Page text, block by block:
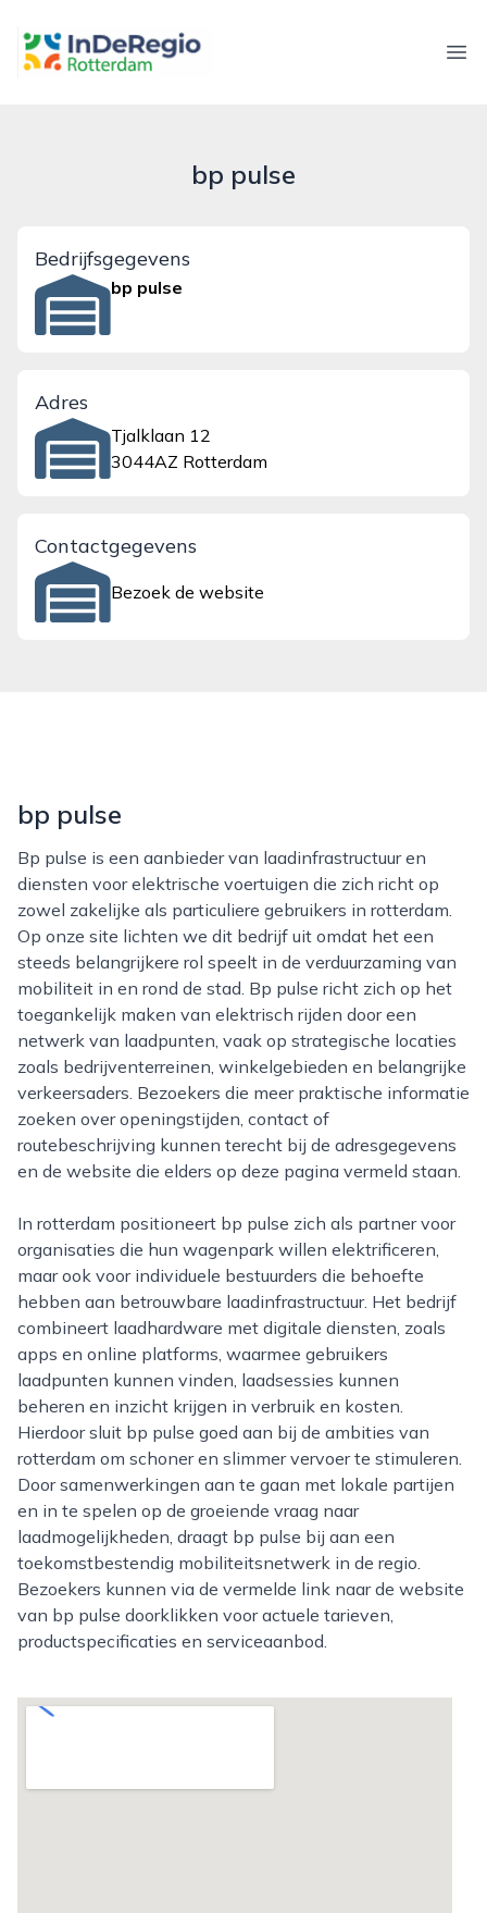
inderegiorotterdam.nl
bp pulse
Bedrijfsgegevens
bp pulse
Adres
Tjalklaan 12
3044AZ Rotterdam
Contactgegevens
Bezoek de website
bp pulse
Bp pulse is een aanbieder van laadinfrastructuur en
diensten voor elektrische voertuigen die zich richt op
zowel zakelijke als particuliere gebruikers in rotterdam.
Op onze site lichten we dit bedrijf uit omdat het een
steeds belangrijkere rol speelt in de verduurzaming van
mobiliteit in en rond de stad. Bp pulse richt zich op het
toegankelijk maken van elektrisch rijden door een
netwerk van laadpunten, vaak op strategische locaties
zoals bedrijventerreinen, winkelgebieden en belangrijke
verkeersaders. Bezoekers die meer praktische informatie
zoeken over openingstijden, contact of
routebeschrijving kunnen terecht bij de adresgegevens
en de website die elders op deze pagina vermeld staan.
In rotterdam positioneert bp pulse zich als partner voor
organisaties die hun wagenpark willen elektrificeren,
maar ook voor individuele bestuurders die behoefte
hebben aan betrouwbare laadinfrastructuur. Het bedrijf
combineert laadhardware met digitale diensten, zoals
apps en online platforms, waarmee gebruikers
laadpunten kunnen vinden, laadsessies kunnen
beheren en inzicht krijgen in verbruik en kosten.
Hierdoor sluit bp pulse goed aan bij de ambities van
rotterdam om schoner en slimmer vervoer te stimuleren.
Door samenwerkingen aan te gaan met lokale partijen
en in te spelen op de groeiende vraag naar
laadmogelijkheden, draagt bp pulse bij aan een
toekomstbestendig mobiliteitsnetwerk in de regio.
Bezoekers kunnen via de vermelde link naar de website
van bp pulse doorklikken voor actuele tarieven,
productspecificaties en serviceaanbod.